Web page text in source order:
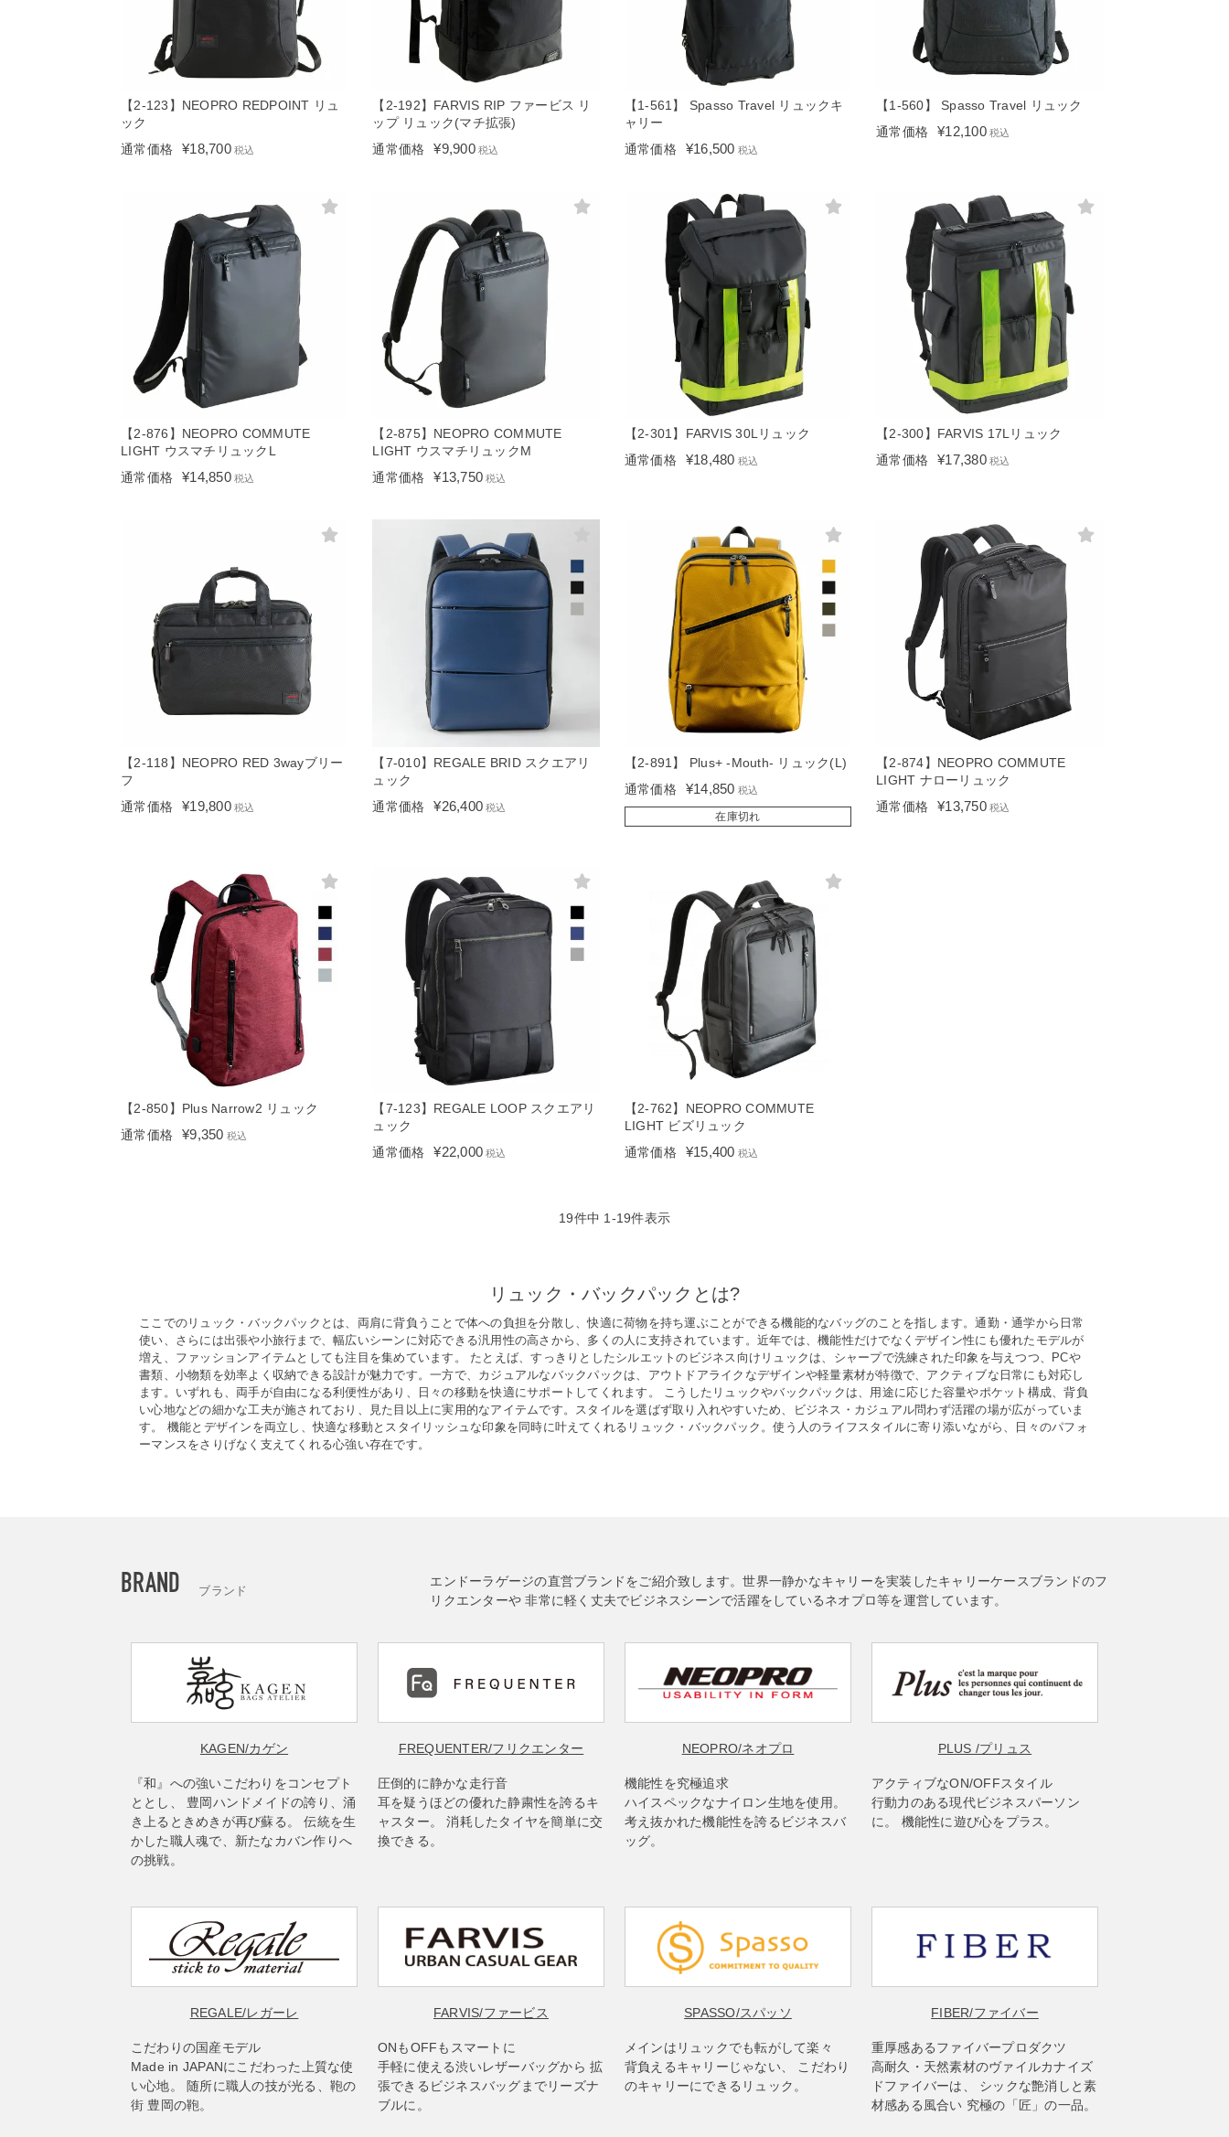
【2-123】NEOPRO REDPOINT リュ
ック
通常価格
¥18,700 税込
【2-192】FARVIS RIP ファービス リ
ップ リュック(マチ拡張)
通常価格
¥9,900 税込
【1-561】 Spasso Travel リュックキ
ャリー
通常価格
¥16,500 税込
【1-560】 Spasso Travel リュック
通常価格
¥12,100 税込
【2-876】NEOPRO COMMUTE
LIGHT ウスマチリュックL
通常価格
¥14,850 税込
【2-875】NEOPRO COMMUTE
LIGHT ウスマチリュックM
通常価格
¥13,750 税込
【2-301】FARVIS 30Lリュック
通常価格
¥18,480 税込
【2-300】FARVIS 17Lリュック
通常価格
¥17,380 税込
【2-118】NEOPRO RED 3wayブリー
フ
通常価格
¥19,800 税込
【7-010】REGALE BRID スクエアリ
ュック
通常価格
¥26,400 税込
【2-891】 Plus+ -Mouth- リュック(L)
通常価格
¥14,850 税込
在庫切れ
【2-874】NEOPRO COMMUTE
LIGHT ナローリュック
通常価格
¥13,750 税込
【2-850】Plus Narrow2 リュック
通常価格
¥9,350 税込
【7-123】REGALE LOOP スクエアリ
ュック
通常価格
¥22,000 税込
【2-762】NEOPRO COMMUTE
LIGHT ビズリュック
通常価格
¥15,400 税込
19件中 1 -19件表示
リュック・バックパックとは?
ここでのリュック・バックパックとは、両肩に背負うことで体への負担を分散し、快適に荷物を持ち運ぶことができる機能的なバッグのことを指します。通勤・通学から日常
使い、さらには出張や小旅行まで、幅広いシーンに対応できる汎用性の高さから、多くの人に支持されています。近年では、機能性だけでなくデザイン性にも優れたモデルが
増え、ファッションアイテムとしても注目を集めています。 たとえば、すっきりとしたシルエットのビジネス向けリュックは、シャープで洗練された印象を与えつつ、PCや
書類、小物類を効率よく収納できる設計が魅力です。一方で、カジュアルなバックパックは、アウトドアライクなデザインや軽量素材が特徴で、アクティブな日常にも対応し
ます。いずれも、両手が自由になる利便性があり、日々の移動を快適にサポートしてくれます。 こうしたリュックやバックパックは、用途に応じた容量やポケット構成、背負
い心地などの細かな工夫が施されており、見た目以上に実用的なアイテムです。スタイルを選ばず取り入れやすいため、ビジネス・カジュアル問わず活躍の場が広がっていま
す。 機能とデザインを両立し、快適な移動とスタイリッシュな印象を同時に叶えてくれるリュック・バックパック。使う人のライフスタイルに寄り添いながら、日々のパフォ
ーマンスをさりげなく支えてくれる心強い存在です。
BRAND ブランド
エンドーラゲージの直営ブランドをご紹介致します。世界一静かなキャリーを実装したキャリーケースブランドのフ
リクエンターや 非常に軽く丈夫でビジネスシーンで活躍をしているネオプロ等を運営しています。
KAGEN/カゲン
『和』への強いこだわりをコンセプト
ととし、 豊岡ハンドメイドの誇り、涌
き上るときめきが再び蘇る。 伝統を生
かした職人魂で、新たなカバン作りへ
の挑戦。
FREQUENTER/フリクエンター
圧倒的に静かな走行音
耳を疑うほどの優れた静粛性を誇るキ
ャスター。 消耗したタイヤを簡単に交
換できる。
NEOPRO/ネオプロ
機能性を究極追求
ハイスペックなナイロン生地を使用。
考え抜かれた機能性を誇るビジネスバ
ッグ。
PLUS /プリュス
アクティブなON/OFFスタイル
行動力のある現代ビジネスパーソン
に。 機能性に遊び心をプラス。
REGALE/レガーレ
こだわりの国産モデル
Made in JAPANにこだわった上質な使
い心地。 随所に職人の技が光る、鞄の
街 豊岡の鞄。
FARVIS/ファービス
ONもOFFもスマートに
手軽に使える渋いレザーバッグから 拡
張できるビジネスバッグまでリーズナ
ブルに。
SPASSO/スパッソ
メインはリュックでも転がして楽々
背負えるキャリーじゃない、 こだわり
のキャリーにできるリュック。
FIBER/ファイバー
重厚感あるファイバープロダクツ
高耐久・天然素材のヴァイルカナイズ
ドファイバーは、 シックな艶消しと素
材感ある風合い 究極の「匠」の一品。